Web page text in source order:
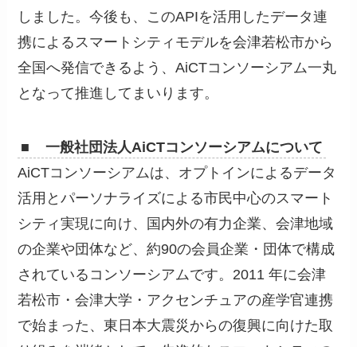
しました。今後も、このAPIを活用したデータ連
携によるスマートシティモデルを会津若松市から
全国へ発信できるよう、AiCTコンソーシアム一丸
となって推進してまいります。
■ 一般社団法人AiCTコンソーシアムについて
AiCTコンソーシアムは、オプトインによるデータ
活用とパーソナライズによる市民中心のスマート
シティ実現に向け、国内外の有力企業、会津地域
の企業や団体など、約90の会員企業・団体で構成
されているコンソーシアムです。2011 年に会津
若松市・会津大学・アクセンチュアの産学官連携
で始まった、東日本大震災からの復興に向けた取